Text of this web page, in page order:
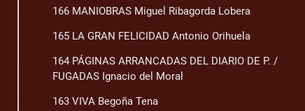
166 MANIOBRAS Miguel Ribagorda Lobera
165 LA GRAN FELICIDAD Antonio Orihuela
164 PÁGINAS ARRANCADAS DEL DIARIO DE P. /
FUGADAS Ignacio del Moral
163 VIVA Begoña Tena